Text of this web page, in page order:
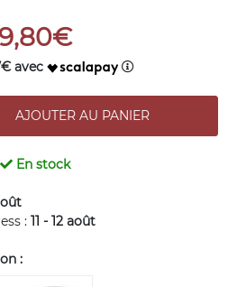
9,80€
avec
En stock
: 11 - 12 août
: